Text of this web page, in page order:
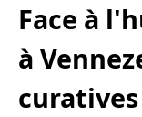
Face à
à
curatives